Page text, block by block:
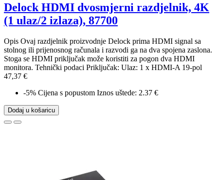
Delock HDMI dvosmjerni razdjelnik, 4K
(1 ulaz/2 izlaza), 87700
Opis Ovaj razdjelnik proizvodnje Delock prima HDMI signal sa
stolnog ili prijenosnog računala i razvodi ga na dva spojena zaslona.
Stoga se HDMI priključak može koristiti za pogon dva HDMI
monitora. Tehnički podaci Priključak: Ulaz: 1 x HDMI-A 19-pol
47,37 €
-5% Cijena s popustom Iznos uštede: 2.37 €
Dodaj u košaricu